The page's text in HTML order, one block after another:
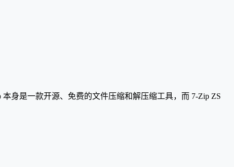
身是一款开源、免费的文件压缩和解压缩工具，而 7-Zip ZS